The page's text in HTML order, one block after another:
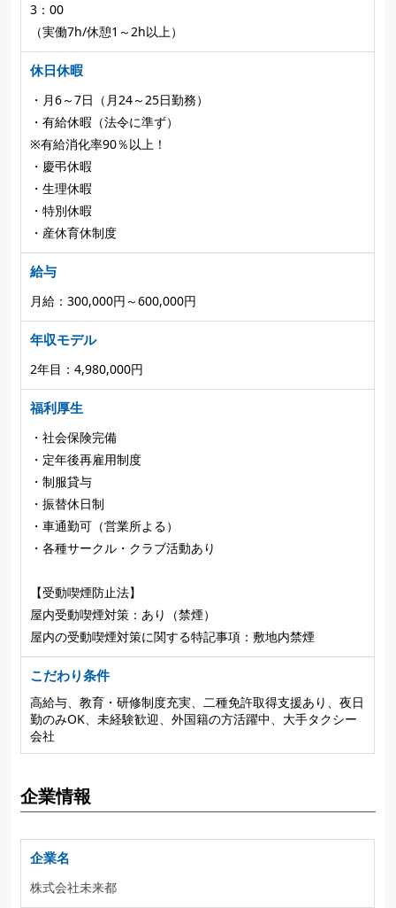
3：00
（実働7h/休憩1～2h以上）
休日休暇
・月6～7日（月24～25日勤務）
・有給休暇（法令に準ず）
※有給消化率90％以上！
・慶弔休暇
・生理休暇
・特別休暇
・産休育休制度
給与
月給：300,000円～600,000円
年収モデル
2年目：4,980,000円
福利厚生
・社会保険完備
・定年後再雇用制度
・制服貸与
・振替休日制
・車通勤可（営業所よる）
・各種サークル・クラブ活動あり
【受動喫煙防止法】
屋内受動喫煙対策：あり（禁煙）
屋内の受動喫煙対策に関する特記事項：敷地内禁煙
こだわり条件
高給与、教育・研修制度充実、二種免許取得支援あり、夜日
勤のみOK、未経験歓迎、外国籍の方活躍中、大手タクシー
会社
企業情報
企業名
株式会社未来都